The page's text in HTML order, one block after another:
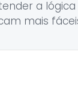
a
mais